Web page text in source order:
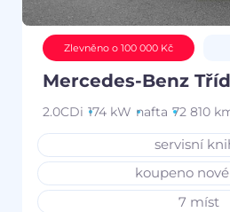
Zlevněno o 100 000 Kč
Mercedes-Benz
2.0CDi 174 kW nafta 72 810
servisní
koupeno nové
7 míst